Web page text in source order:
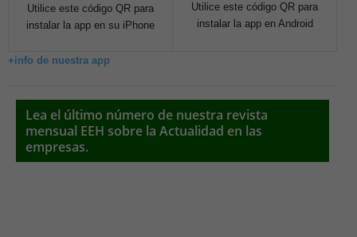
Utilice este código QR para
instalar la app en su iPhone
Utilice este código QR para
instalar la app en Android
+info de nuestra app
Lea el último número de nuestra revista
mensual EEH sobre la Actualidad en las
empresas.